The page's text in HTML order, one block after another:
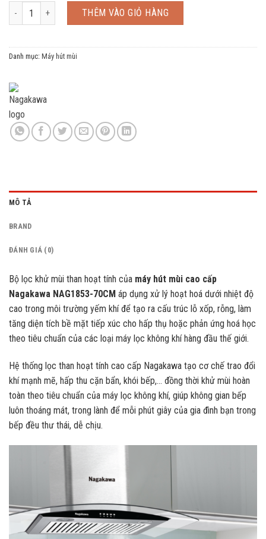
Máy hút mùi Nagakawa NAG1853-70CM số lượng
THÊM VÀO GIỎ HÀNG
Danh mục: Máy hút mùi
MÔ TẢ
BRAND
ĐÁNH GIÁ (0)
Bộ lọc khử mùi than hoạt tính của máy hút mùi cao cấp
Nagakawa NAG1853-70CM áp dụng xử lý hoạt hoá dưới nhiệt độ
cao trong môi trường yếm khí để tạo ra cấu trúc lỗ xốp, rỗng, làm
tăng diện tích bề mặt tiếp xúc cho hấp thụ hoặc phản ứng hoá học
theo tiêu chuẩn của các loại máy lọc không khí hàng đầu thế giới.
Hệ thống lọc than hoạt tính cao cấp Nagakawa tạo cơ chế trao đổi
khí mạnh mẽ, hấp thu cặn bẩn, khói bếp,… đồng thời khử mùi hoàn
toàn theo tiêu chuẩn của máy lọc không khí, giúp không gian bếp
luôn thoáng mát, trong lành để mỗi phút giây của gia đình bạn trong
bếp đều thư thái, dễ chịu.